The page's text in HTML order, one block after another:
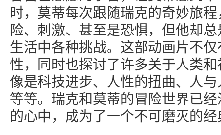
时，莫蒂每次跟随瑞克的奇妙旅
险、刺激、甚至是恐惧，但他却
生活中各种挑战。这部动画片不
性，同时也探讨了许多关于人类
像是科技进步、人性的扭曲、人
等等。瑞克和莫蒂的冒险世界已
的心中，成为了一个不可磨灭的经